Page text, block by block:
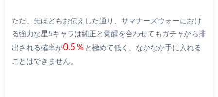
ただ、先ほどもお伝えした通り、サマナーズウォーにおけ
る強力な星5キャラは純正と覚醒を合わせてもガチャから排
出される確率が0.5％ と極めて低く、なかなか手に入れる
ことはできません。